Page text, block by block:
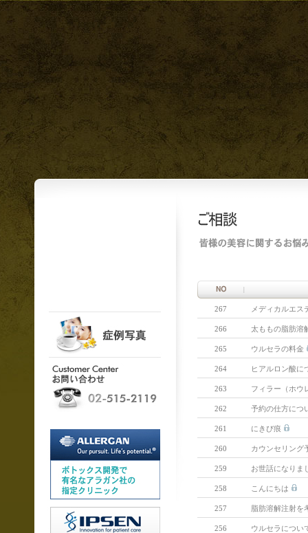
267 メディカルエス
266 太ももの脂肪溶
265 ウルセラの料金
264 ヒアルロン酸に
263 フィラー（ホウ
262 予約の仕方につ
261 にきび痕
260 カウンセリング
259 お世話になりま
258 こんにちは
257 脂肪溶解注射を
256 ウルセラについ